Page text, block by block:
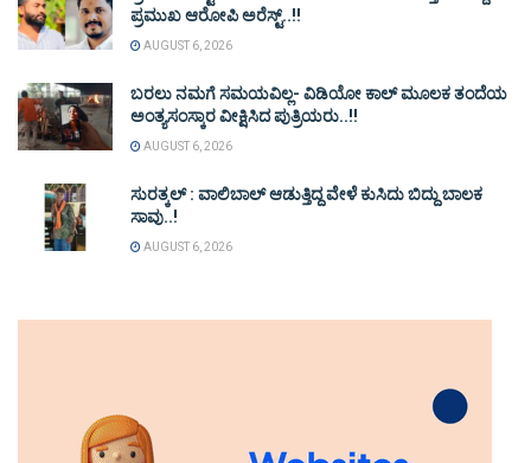
ಪ್ರಮುಖ ಆರೋಪಿ ಅರೆಸ್ಟ್‌..!!
AUGUST 6, 2026
ಬರಲು ನಮಗೆ ಸಮಯವಿಲ್ಲ- ವಿಡಿಯೋ ಕಾಲ್ ಮೂಲಕ ತಂದೆಯ
ಅಂತ್ಯಸಂಸ್ಕಾರ ವೀಕ್ಷಿಸಿದ ಪುತ್ರಿಯರು..!!
AUGUST 6, 2026
ಸುರತ್ಕಲ್ : ವಾಲಿಬಾಲ್ ಆಡುತ್ತಿದ್ದ ವೇಳೆ ಕುಸಿದು ಬಿದ್ದು ಬಾಲಕ
ಸಾವು..!
AUGUST 6, 2026